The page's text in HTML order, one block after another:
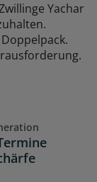
Yachar